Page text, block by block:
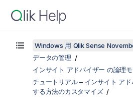
Windows 用 Qlik Sense
データの管理
インサイト アドバイザー の論理
チュートリアル – インサイト ア
する方法のカスタマイズ